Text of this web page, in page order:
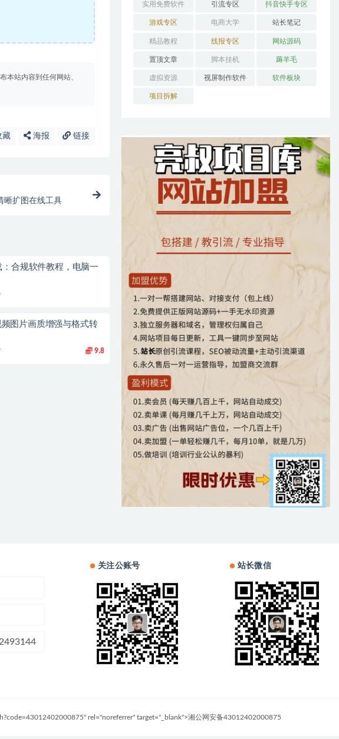
本站内容到任何网站、
藏 海报 链接
晰扩图在线工具
合规软件教程，电脑一
图片画质增强与格式转
9.8
实用免费软件 引流专区 抖音快手专区
游戏专区 电商大学 站长笔记
精品教程 线报专区 网站源码
置顶文章 脚本挂机 薅羊毛
虚拟资源 视屏制作软件 软件板块
项目拆解
关注公账号 站长微信
rel="noreferrer" target="_blank">湘公网安备43012402000875